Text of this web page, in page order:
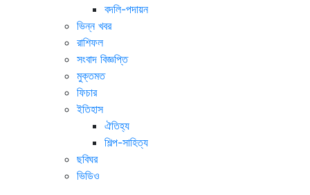
বদলি-পদায়ন
ভিন্ন খবর
রাশিফল
সংবাদ বিজ্ঞপ্তি
মুক্তমত
ফিচার
ইতিহাস
ঐতিহ্য
শিল্প-সাহিত্য
ছবিঘর
ভিডিও